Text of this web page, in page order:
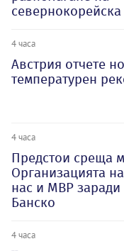
севернокорейска
4 часа
Австрия отчете
температурен
4 часа
Предстои среща
Организацията
нас и МВР заради
Банско
4 часа